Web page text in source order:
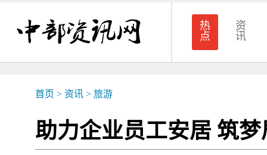
热
点
资
讯
首页 > 资讯 > 旅游
助力企业员工安居 筑